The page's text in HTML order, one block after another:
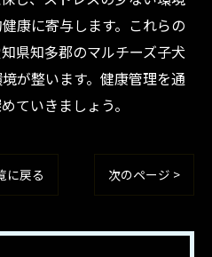
康に寄与します。これらの
県知多郡のマルチーズ子犬
が整います。健康管理を通
ていきましょう。
に戻る 次のページ >